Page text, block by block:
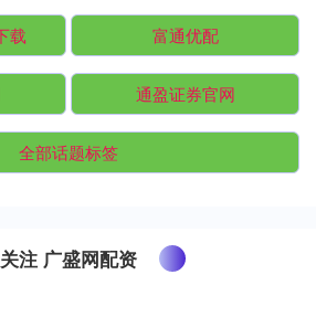
载 富通优配
通盈证券官网
全部话题标签
关注 广盛网配资